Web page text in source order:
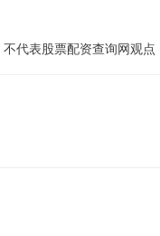
代表股票配资查询网观点